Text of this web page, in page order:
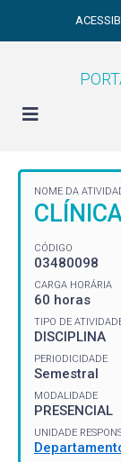
NOME DA
CÓDIGO
03480098
CARGA HORÁRIA
60 horas
TIPO DE
DISCIPLINA
PERIODICIDADE
Semestral
MODALIDADE
PRESENCIAL
UNIDADE